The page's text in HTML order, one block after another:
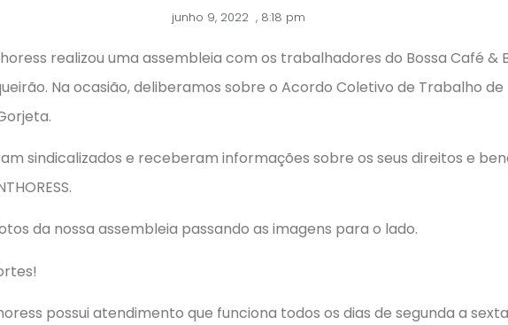
junho 9, 2022 ,8:18 pm
realizou uma assembleia com os trabalhadores do Bossa Café &
Na ocasião, deliberamos sobre o Acordo Coletivo de Trabalho de
sindicalizados e receberam informações sobre os seus direitos e
da nossa assembleia passando as imagens para o lado.
possui atendimento que funciona todos os dias de segunda a